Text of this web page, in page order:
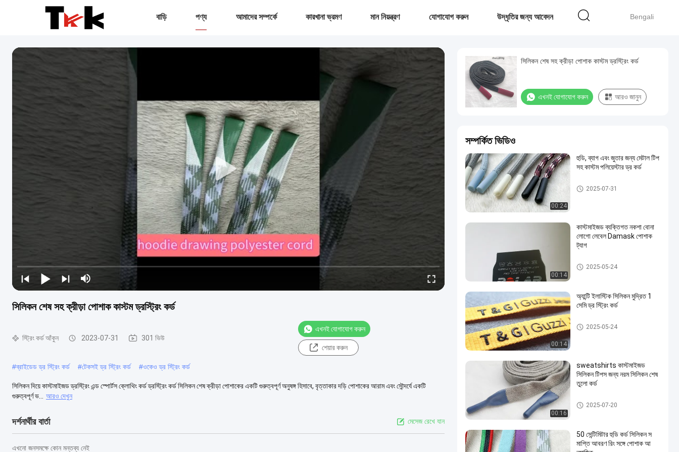
Bengali
বাড়ি পণ্য আমাদের সম্পর্কে কারখানা ভ্রমণ মান নিয়ন্ত্রণ যোগাযোগ করুন উদ্ধৃতির জন্য আবেদন
সিলিকন শেষ সহ ক্রীড়া পোশাক কাস্টম ড্রস্ট্রিং কর্ড
স্ট্রিং কর্ড আঁকুন 2023-07-31 301 ভিউ
এখনই যোগাযোগ করুন
শেয়ার করুন
#ব্রাইডেড ড্র স্ট্রিং কর্ড #টেকসই ড্র স্ট্রিং কর্ড #ওকেও ড্র স্ট্রিং কর্ড
সিলিকন দিয়ে কাস্টমাইজড ড্রস্ট্রিং এন্ড স্পোর্টস ক্লোথিং কর্ড ড্রস্ট্রিং কর্ড সিলিকন শেষ ক্রীড়া পোশাকের একটি গুরুত্বপূর্ণ অনুষঙ্গ হিসাবে, বৃত্তাকার দড়ি পোশাকের আরাম এবং সৌন্দর্যে একটি
গুরুত্বপূর্ণ ভ...
আরও দেখুন
দর্শনার্থীর বার্তা মেসেজ রেখে যান
এখনো জনসমক্ষে কোন মন্তব্য নেই
সিলিকন শেষ সহ ক্রীড়া পোশাক কাস্টম ড্রস্ট্রিং কর্ড
এখনই যোগাযোগ করুন আরও জানুন
সম্পর্কিত ভিডিও
00:24
হুডি, ব্যাগ এবং জুতার জন্য মেটাল টিপ
সহ কাস্টম পলিয়েস্টার ড্র কর্ড
স্ট্রিং কর্ড আঁকুন
2025-07-31
00:14
কাস্টমাইজড ব্যক্তিগত নকশা বোনা
লোগো লেবেল Damask পোশাক
ট্যাগ
স্ক্রিন প্রিন্টিং পোশাক লেবেল
2025-05-24
00:14
অ্যান্টি ইলাস্টিক সিলিকন মুদ্রিত 1
সেমি ড্র স্ট্রিং কর্ড
স্ট্রিং কর্ড আঁকুন
2025-05-24
00:16
sweatshirts কাস্টমাইজড
সিলিকন টিপস জন্য নরম সিলিকন শেষ
তুলো কর্ড
স্ট্রিং কর্ড আঁকুন
2025-07-20
50 সেন্টিমিটার হুডি কর্ড সিলিকন স
মাপ্তি আবরণ রিং সঙ্গে পোশাক আ